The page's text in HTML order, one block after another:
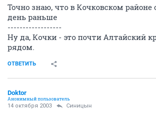
Точно знаю, что в Кочковском районе
день раньше
------------------
Ну да, Кочки - это почти Алтайский
рядом.
ОТВЕТИТЬ
Doktor
Анонимный пользователь
14 октября 2003 Синицын